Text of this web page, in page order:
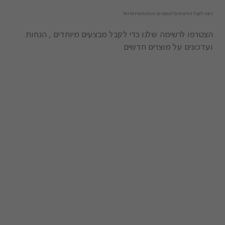
רוצה לקבל הודעות על מבצעים והנחות מיוחדות?
הצטרפו לרשימה שלנו כדי לקבל מבצעים מיוחדים , הנחות
ועדכונים על מוצרים חדשים